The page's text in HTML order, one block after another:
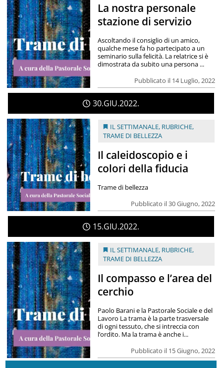
La nostra personale
stazione di servizio
Pubblicato il 14 Luglio, 2022
Ascoltando il consiglio di un amico,
qualche mese fa ho partecipato a un
seminario sulla felicità. La relatrice si è
dimostrata da subito una persona ...
30 GIU 2022
IL SETTIMANALE, RUBRICHE,
TRAME DI BELLEZZA
Il caleidoscopio e i
colori della fiducia
Pubblicato il 30 Giugno, 2022
Trame di bellezza
15 GIU 2022
IL SETTIMANALE, RUBRICHE,
TRAME DI BELLEZZA
Il compasso e l’area del
cerchio
Pubblicato il 15 Giugno, 2022
Paolo Barani e la Pastorale Sociale e del
Lavoro La trama è la parte trasversale
di ogni tessuto, che si intreccia con
l’ordito. Ma la trama è anche i...